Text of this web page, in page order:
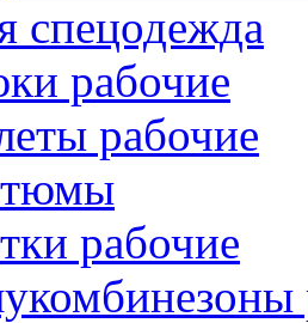
спецодежда
рабочие
рабочие
рабочие